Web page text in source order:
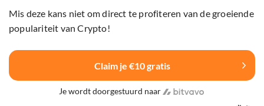
Mis deze kans niet om direct te profiteren van de groeiende
populariteit van Crypto!
Claim je €10 gratis
Je wordt doorgestuurd naar